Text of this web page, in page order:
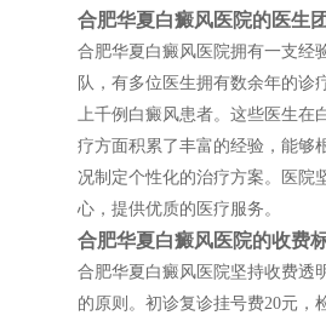
合肥华夏白癜风医院的医生
合肥华夏白癜风医院拥有一支经
队，有多位医生拥有数余年的诊
上千例白癜风患者。这些医生在
疗方面积累了丰富的经验，能够
况制定个性化的治疗方案。医院
心，提供优质的医疗服务。
合肥华夏白癜风医院的收费
合肥华夏白癜风医院坚持收费透
的原则。初诊复诊挂号费20元，